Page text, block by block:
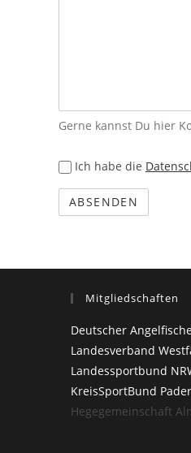
Gerne kannst Du hier
Bewertung
Ich habe die
Mitgliedschaften
Deutscher
Landesverband
Landessportbund
KreisSportBund
Hegegemeinschaft